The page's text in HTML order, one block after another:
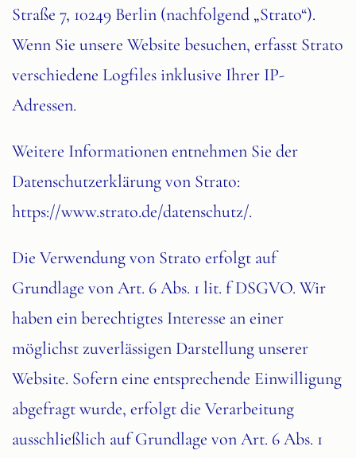
Straße 7, 10249 Berlin (nachfolgend „Strato“).
Wenn Sie unsere Website besuchen, erfasst Strato
verschiedene Logfiles inklusive Ihrer IP-
Adressen.
Weitere Informationen entnehmen Sie der
Datenschutzerklärung von Strato:
https://www.strato.de/datenschutz/.
Die Verwendung von Strato erfolgt auf
Grundlage von Art. 6 Abs. 1 lit. f DSGVO. Wir
haben ein berechtigtes Interesse an einer
möglichst zuverlässigen Darstellung unserer
Website. Sofern eine entsprechende Einwilligung
abgefragt wurde, erfolgt die Verarbeitung
ausschließlich auf Grundlage von Art. 6 Abs. 1